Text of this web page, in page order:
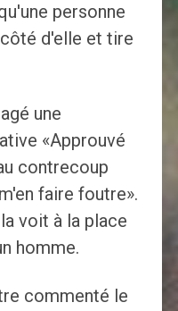
personne
d'elle et tire
une
«Approuvé
contrecoup
faire foutre».
voit à la place
homme.
commenté le